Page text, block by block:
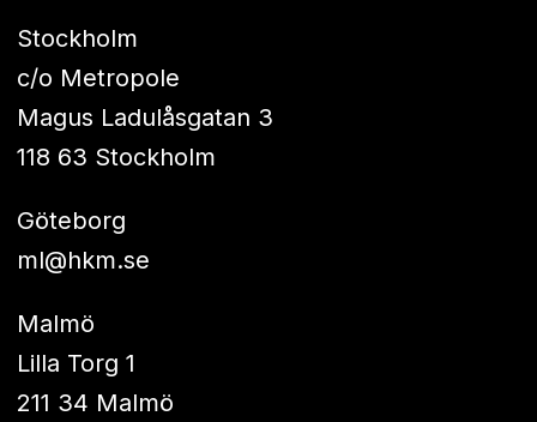
Stockholm
c/o Metropole
Magus Ladulåsgatan 3
118 63 Stockholm
Göteborg
ml@hkm.se
Malmö
Lilla Torg 1
211 34 Malmö